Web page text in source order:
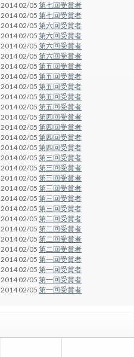
2014 02/05 第七回受賞者
2014 02/05 第七回受賞者
2014 02/05 第六回受賞者
2014 02/05 第六回受賞者
2014 02/05 第六回受賞者
2014 02/05 第六回受賞者
2014 02/05 第五回受賞者
2014 02/05 第五回受賞者
2014 02/05 第五回受賞者
2014 02/05 第五回受賞者
2014 02/05 第五回受賞者
2014 02/05 第四回受賞者
2014 02/05 第四回受賞者
2014 02/05 第四回受賞者
2014 02/05 第四回受賞者
2014 02/05 第三回受賞者
2014 02/05 第三回受賞者
2014 02/05 第三回受賞者
2014 02/05 第三回受賞者
2014 02/05 第三回受賞者
2014 02/05 第三回受賞者
2014 02/05 第二回受賞者
2014 02/05 第二回受賞者
2014 02/05 第二回受賞者
2014 02/05 第二回受賞者
2014 02/05 第一回受賞者
2014 02/05 第一回受賞者
2014 02/05 第一回受賞者
2014 02/05 第一回受賞者